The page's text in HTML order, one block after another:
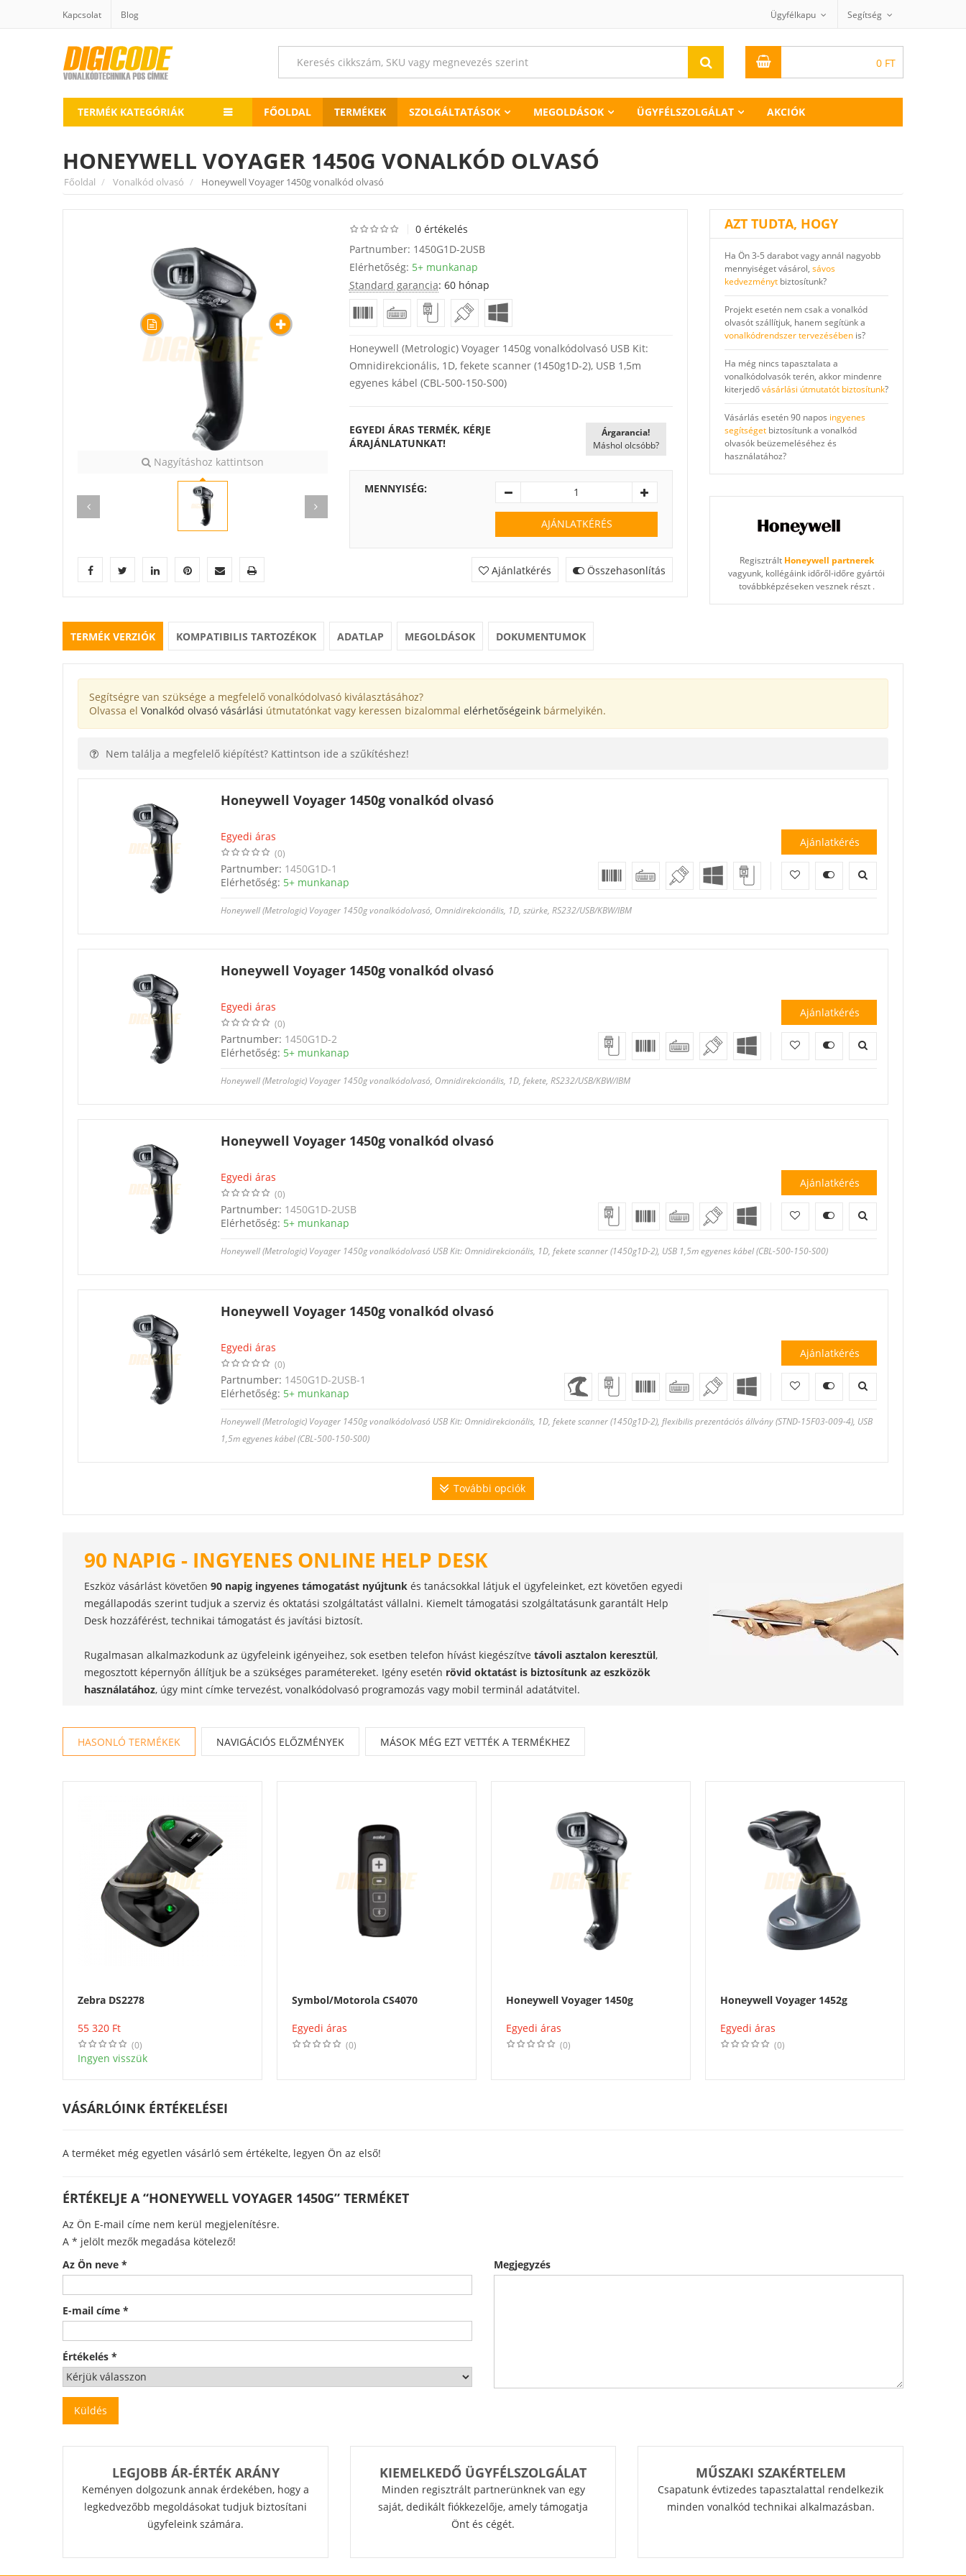
Kapcsolat Blog Ügyfélkapu Segítség
0 FT
TERMÉK KATEGÓRIÁK FŐOLDAL TERMÉKEK SZOLGÁLTATÁSOK MEGOLDÁSOK ÜGYFÉLSZOLGÁLAT AKCIÓK
HONEYWELL VOYAGER 1450G VONALKÓD OLVASÓ
Főoldal Vonalkód olvasó Honeywell Voyager 1450g vonalkód olvasó
Nagyításhoz kattintson
0 értékelés
Partnumber: 1450G1D-2USB
Elérhetőség: 5+ munkanap
Standard garancia: 60 hónap
Honeywell (Metrologic) Voyager 1450g vonalkódolvasó USB Kit:
Omnidirekcionális, 1D, fekete scanner (1450g1D-2), USB 1,5m
egyenes kábel (CBL-500-150-S00)
EGYEDI ÁRAS TERMÉK, KÉRJE
ÁRAJÁNLATUNKAT!
Árgarancia!
Máshol olcsóbb?
MENNYISÉG:
AJÁNLATKÉRÉS
Ajánlatkérés Összehasonlítás
AZT TUDTA, HOGY
Ha Ön 3-5 darabot vagy annál nagyobb
mennyiséget vásárol, sávos
kedvezményt biztosítunk?
Projekt esetén nem csak a vonalkód
olvasót szállítjuk, hanem segítünk a
vonalkódrendszer tervezésében is?
Ha még nincs tapasztalata a
vonalkódolvasók terén, akkor mindenre
kiterjedővásárlási útmutatót biztosítunk?
Vásárlás esetén 90 napos ingyenes
segítséget biztosítunk a vonalkód
olvasók beüzemeléséhez és
használatához?
Regisztrált Honeywell partnerek
vagyunk, kollégáink időről-időre gyártói
továbbképzéseken vesznek részt .
TERMÉK VERZIÓK KOMPATIBILIS TARTOZÉKOK ADATLAP MEGOLDÁSOK DOKUMENTUMOK
Segítségre van szüksége a megfelelő vonalkódolvasó kiválasztásához?
Olvassa el Vonalkód olvasó vásárlási útmutatónkat vagy keressen bizalommal elérhetőségeink bármelyikén.
Nem találja a megfelelő kiépítést? Kattintson ide a szűkítéshez!
Honeywell Voyager 1450g vonalkód olvasó
Egyedi áras
(0)
Partnumber: 1450G1D-1
Elérhetőség: 5+ munkanap
Ajánlatkérés
Honeywell (Metrologic) Voyager 1450g vonalkódolvasó, Omnidirekcionális, 1D, szürke, RS232/USB/KBW/IBM
Honeywell Voyager 1450g vonalkód olvasó
Egyedi áras
(0)
Partnumber: 1450G1D-2
Elérhetőség: 5+ munkanap
Ajánlatkérés
Honeywell (Metrologic) Voyager 1450g vonalkódolvasó, Omnidirekcionális, 1D, fekete, RS232/USB/KBW/IBM
Honeywell Voyager 1450g vonalkód olvasó
Egyedi áras
(0)
Partnumber: 1450G1D-2USB
Elérhetőség: 5+ munkanap
Ajánlatkérés
Honeywell (Metrologic) Voyager 1450g vonalkódolvasó USB Kit: Omnidirekcionális, 1D, fekete scanner (1450g1D-2), USB 1,5m egyenes kábel (CBL-500-150-S00)
Honeywell Voyager 1450g vonalkód olvasó
Egyedi áras
(0)
Partnumber: 1450G1D-2USB-1
Elérhetőség: 5+ munkanap
Ajánlatkérés
Honeywell (Metrologic) Voyager 1450g vonalkódolvasó USB Kit: Omnidirekcionális, 1D, fekete scanner (1450g1D-2), flexibilis prezentációs állvány (STND-15F03-009-4), USB
1,5m egyenes kábel (CBL-500-150-S00)
További opciók
90 NAPIG - INGYENES ONLINE HELP DESK
Eszköz vásárlást követően 90 napig ingyenes támogatást nyújtunk és tanácsokkal látjuk el ügyfeleinket, ezt követően egyedi
megállapodás szerint tudjuk a szerviz és oktatási szolgáltatást vállalni. Kiemelt támogatási szolgáltatásunk garantált Help
Desk hozzáférést, technikai támogatást és javítási biztosít.
Rugalmasan alkalmazkodunk az ügyfeleink igényeihez, sok esetben telefon hívást kiegészítve távoli asztalon keresztül,
megosztott képernyőn állítjuk be a szükséges paramétereket. Igény esetén rövid oktatást is biztosítunk az eszközök
használatához, úgy mint címke tervezést, vonalkódolvasó programozás vagy mobil terminál adatátvitel.
HASONLÓ TERMÉKEK NAVIGÁCIÓS ELŐZMÉNYEK MÁSOK MÉG EZT VETTÉK A TERMÉKHEZ
Zebra DS2278
55 320 Ft
(0)
Ingyen visszük
Symbol/Motorola CS4070
Egyedi áras
(0)
Honeywell Voyager 1450g
Egyedi áras
(0)
Honeywell Voyager 1452g
Egyedi áras
(0)
VÁSÁRLÓINK ÉRTÉKELÉSEI
A terméket még egyetlen vásárló sem értékelte, legyen Ön az első!
ÉRTÉKELJE A “HONEYWELL VOYAGER 1450G” TERMÉKET
Az Ön E-mail címe nem kerül megjelenítésre.
A * jelölt mezők megadása kötelező!
Az Ön neve *
E-mail címe *
Értékelés *
Megjegyzés
LEGJOBB ÁR-ÉRTÉK ARÁNY
Keményen dolgozunk annak érdekében, hogy a
legkedvezőbb megoldásokat tudjuk biztosítani
ügyfeleink számára.
KIEMELKEDŐ ÜGYFÉLSZOLGÁLAT
Minden regisztrált partnerünknek van egy
saját, dedikált fiókkezelője, amely támogatja
Önt és cégét.
MŰSZAKI SZAKÉRTELEM
Csapatunk évtizedes tapasztalattal rendelkezik
minden vonalkód technikai alkalmazásban.